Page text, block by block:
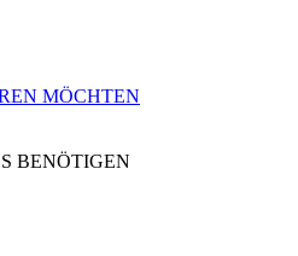
MÖCHTEN
BENÖTIGEN